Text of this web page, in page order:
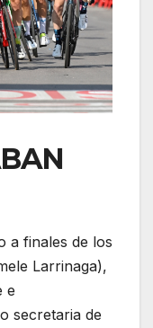
a finales de los
Larrinaga),
e
secretaria de